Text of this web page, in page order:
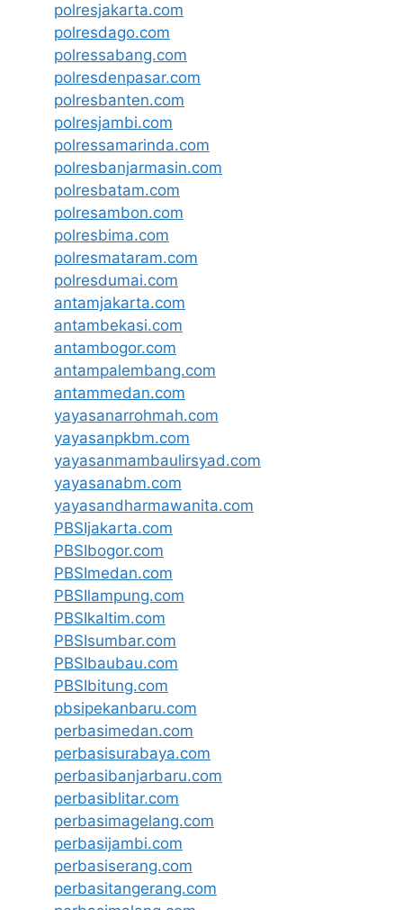
polresjakarta.com
polresdago.com
polressabang.com
polresdenpasar.com
polresbanten.com
polresjambi.com
polressamarinda.com
polresbanjarmasin.com
polresbatam.com
polresambon.com
polresbima.com
polresmataram.com
polresdumai.com
antamjakarta.com
antambekasi.com
antambogor.com
antampalembang.com
antammedan.com
yayasanarrohmah.com
yayasanpkbm.com
yayasanmambaulirsyad.com
yayasanabm.com
yayasandharmawanita.com
PBSIjakarta.com
PBSIbogor.com
PBSImedan.com
PBSIlampung.com
PBSIkaltim.com
PBSIsumbar.com
PBSIbaubau.com
PBSIbitung.com
pbsipekanbaru.com
perbasimedan.com
perbasisurabaya.com
perbasibanjarbaru.com
perbasiblitar.com
perbasimagelang.com
perbasijambi.com
perbasiserang.com
perbasitangerang.com